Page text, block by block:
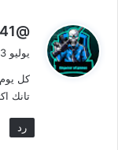
ي
ل
@cg_iq6841
يوليو 3, 2024 الساعة 2:26 م
كل
تانك
رد